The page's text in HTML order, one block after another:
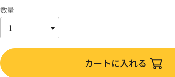
数量
カートに入れる